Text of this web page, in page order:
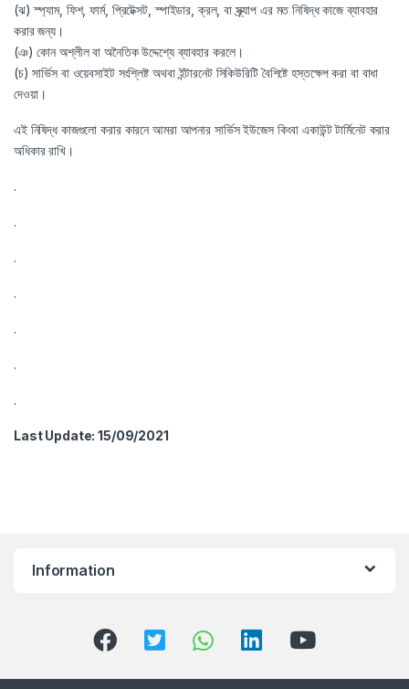
(ঝ) স্প্যাম, ফিশ, ফার্ম, প্রিটেক্সট, স্পাইডার, ক্রল, বা স্ক্র্যাপ এর মত নিষিদ্ধ কাজে ব্যাবহার
করার জন্য।
(ঞ) কোন অশ্লীল বা অনৈতিক উদ্দেশ্যে ব্যাবহার করলে।
(চ) সার্ভিস বা ওয়েবসাইট সংশ্লিষ্ট অথবা ইন্টারনেট সিকিউরিটি বৈশিষ্টে হস্তক্ষেপ করা বা বাধা
দেওয়া।
এই নিষিদ্ধ কাজগুলো করার কারনে আমরা আপনার সার্ভিস ইউজেস কিংবা একাউন্ট টার্মিনেট করার
অধিকার রাখি।
.
.
.
.
.
.
.
Last Update: 15/09/2021
Information